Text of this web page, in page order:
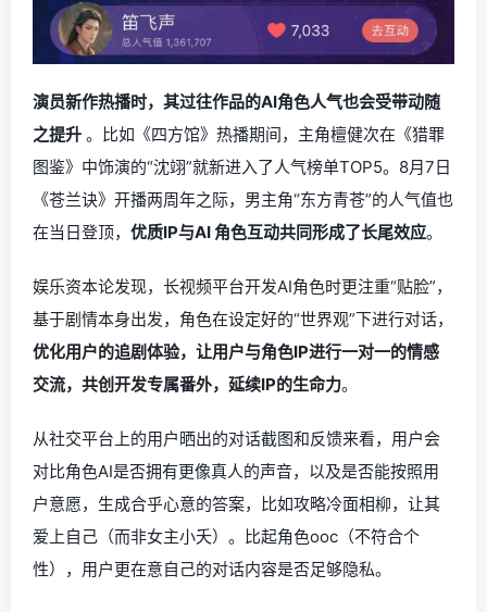
演员新作热播时，其过往作品的AI角色人气也会受带动随
之提升 。比如《四方馆》热播期间，主角檀健次在《猎罪
图鉴》中饰演的“沈翊”就新进入了人气榜单TOP5。8月7日
《苍兰诀》开播两周年之际，男主角“东方青苍”的人气值也
在当日登顶， 优质IP与AI 角色互动共同形成了长尾效应。
娱乐资本论发现，长视频平台开发AI角色时更注重“贴脸”，
基于剧情本身出发，角色在设定好的“世界观”下进行对话，
优化用户的追剧体验，让用户与角色IP进行一对一的情感
交流，共创开发专属番外，延续IP的生命力。
从社交平台上的用户晒出的对话截图和反馈来看，用户会
对比角色AI是否拥有更像真人的声音，以及是否能按照用
户意愿，生成合乎心意的答案，比如攻略冷面相柳，让其
爱上自己（而非女主小夭）。比起角色ooc（不符合个
性），用户更在意自己的对话内容是否足够隐私。